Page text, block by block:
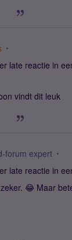
late reactie in
vindt dit leuk
forum expert
late reactie in
😂 Maar